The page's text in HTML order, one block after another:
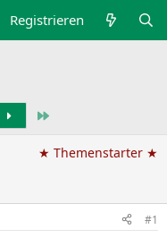
Registrieren
★ Themenstarter ★
#1